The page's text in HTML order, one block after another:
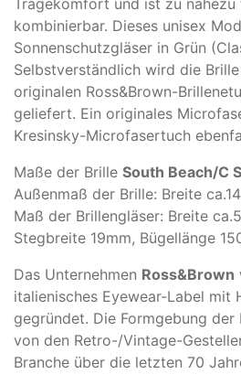
Tragekomfort und ist zu
kombinierbar. Dieses unisex
Sonnenschutzgläser in Grün
Selbstverständlich wird die
originalen Ross&Brown-
geliefert. Ein originales
Kresinsky-Microfasertuch
Maße der Brille South Beach/C
Außenmaß der Brille: Breite
Maß der Brillengläser: Breite
Stegbreite 19mm, Bügellänge
Das Unternehmen Ross&Brown
italienisches Eyewear-Label mit
gegründet. Die Formgebung
von den Retro-/Vintage-
Branche über die letzten 70